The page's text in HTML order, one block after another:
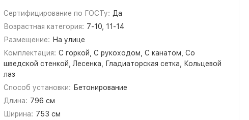
Сертифицирование по ГОСТу: Да
Возрастная категория: 7-10, 11-14
Размещение: На улице
Комплектация: С горкой, С рукоходом, С канатом, Со
шведской стенкой, Лесенка, Гладиаторская сетка, Кольцевой
лаз
Способ установки: Бетонирование
Длина: 796 см
Ширина: 753 см